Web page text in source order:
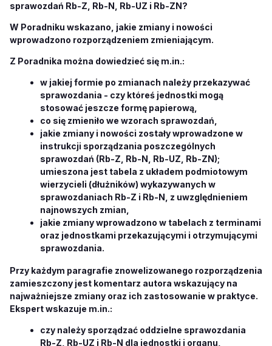
sprawozdań Rb-Z, Rb-N, Rb-UZ i Rb-ZN?
W Poradniku wskazano, jakie zmiany i nowości
wprowadzono rozporządzeniem zmieniającym.
Z Poradnika można dowiedzieć się m.in.:
w jakiej formie po zmianach należy przekazywać
sprawozdania - czy któreś jednostki mogą
stosować jeszcze formę papierową,
co się zmieniło we wzorach sprawozdań,
jakie zmiany i nowości zostały wprowadzone w
instrukcji sporządzania poszczególnych
sprawozdań (Rb-Z, Rb-N, Rb-UZ, Rb-ZN);
umieszona jest tabela z układem podmiotowym
wierzycieli (dłużników) wykazywanych w
sprawozdaniach Rb-Z i Rb-N, z uwzględnieniem
najnowszych zmian,
jakie zmiany wprowadzono w tabelach z terminami
oraz jednostkami przekazującymi i otrzymującymi
sprawozdania.
Przy każdym paragrafie znowelizowanego rozporządzenia
zamieszczony jest komentarz autora wskazujący na
najważniejsze zmiany oraz ich zastosowanie w praktyce.
Ekspert wskazuje m.in.:
czy należy sporządzać oddzielne sprawozdania
Rb-Z, Rb-UZ i Rb-N dla jednostki i organu,